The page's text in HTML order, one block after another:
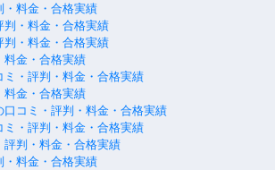
・料金・合格実績
判・料金・合格実績
判・料金・合格実績
料金・合格実績
ミ・評判・料金・合格実績
料金・合格実績
コミ・評判・料金・合格実績
・評判・料金・合格実績
判・料金・合格実績
・料金・合格実績